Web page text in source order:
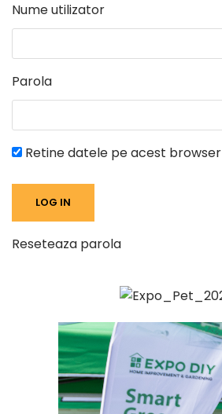
Nume utilizator
Parola
Retine datele pe acest browser
Reseteaza parola